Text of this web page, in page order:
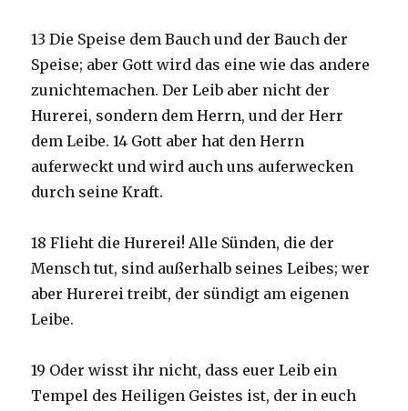
13 Die Speise dem Bauch und der Bauch der
Speise; aber Gott wird das eine wie das andere
zunichtemachen. Der Leib aber nicht der
Hurerei, sondern dem Herrn, und der Herr
dem Leibe. 14 Gott aber hat den Herrn
auferweckt und wird auch uns auferwecken
durch seine Kraft.
18 Flieht die Hurerei! Alle Sünden, die der
Mensch tut, sind außerhalb seines Leibes; wer
aber Hurerei treibt, der sündigt am eigenen
Leibe.
19 Oder wisst ihr nicht, dass euer Leib ein
Tempel des Heiligen Geistes ist, der in euch